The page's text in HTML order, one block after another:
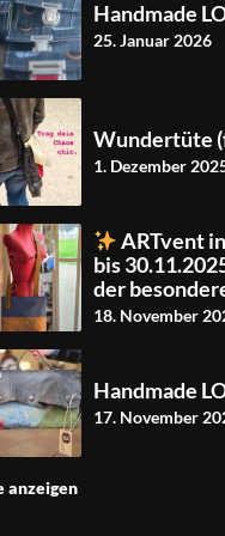
Handmade
25. Januar 2026
Wundertüte
1. Dezember
ARTvent
bis
der
18. November
Handmade
17. November
anzeigen